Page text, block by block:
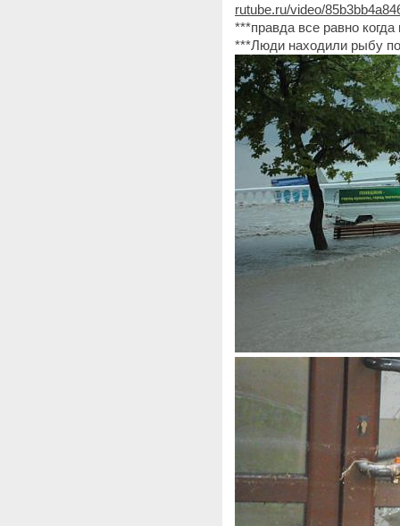
rutube.ru/video/
***правда все равно
***Люди находили рыбу